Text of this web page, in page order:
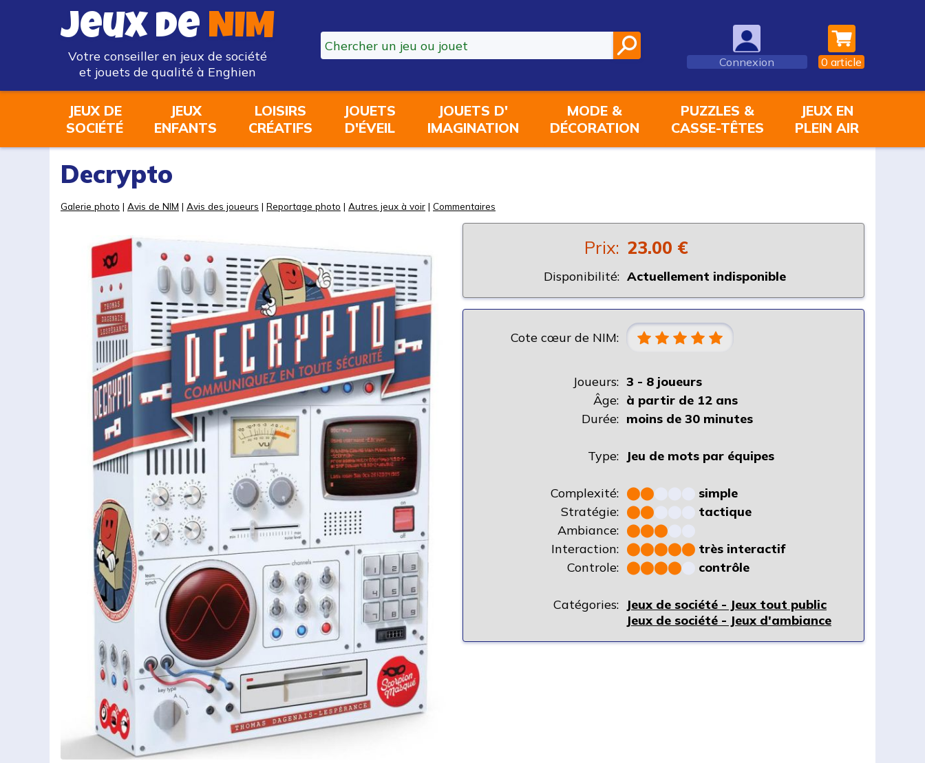
Jeux de NIM
Votre conseiller en jeux de société
et jouets de qualité à Enghien
Connexion 0 article
JEUX DE
SOCIÉTÉ
JEUX
ENFANTS
LOISIRS
CRÉATIFS
JOUETS
D'ÉVEIL
JOUETS D'
IMAGINATION
MODE &
DÉCORATION
PUZZLES &
CASSE-TÊTES
JEUX EN
PLEIN AIR
Decrypto
Galerie photo | Avis de NIM | Avis des joueurs | Reportage photo | Autres jeux à voir | Commentaires
Prix: 23.00 €
Disponibilité: Actuellement indisponible
Cote cœur de NIM:
Joueurs: 3 - 8 joueurs
Âge: à partir de 12 ans
Durée: moins de 30 minutes
Type: Jeu de mots par équipes
Complexité: ⬤⬤
simple
Stratégie: ⬤⬤
tactique
Ambiance: ⬤⬤⬤
Interaction: ⬤⬤⬤⬤⬤ très interactif
Controle: ⬤⬤⬤⬤ contrôle
Catégories:
Jeux de société - Jeux tout public
Jeux de société - Jeux d'ambiance